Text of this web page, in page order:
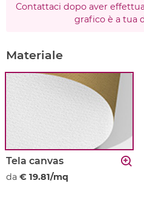
Contattaci dopo aver
grafico è a tua
Materiale
Tela canvas
da € 19.81/mq